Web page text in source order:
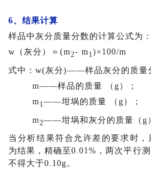
6、结果计算
样品中灰分质量分数的计算公式为：
w（灰分）＝(m2- m 1)×100/m
式中：w(灰分)——样品灰分的质量
m——样品的质量 （g）；
m 1——坩埚的质量 （g）；
m2——坩埚和灰分的质量（g
当分析结果符合允许差的要求时
为结果，精确至0.01%，两次平行
不得大于0.10g。